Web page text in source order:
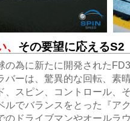
その要望に応えるS2
の為に新たに開発された
バーは、驚異的な回転、素
、スピン、コントロール、
ルでバランスをとった『ア
のドライブマンやオールラ